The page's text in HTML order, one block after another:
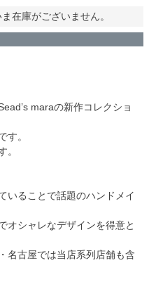
在庫がございません。
maraの新作コレクショ
す。
。
いることで話題のハンドメイ
オシャレなデザインを得意と
名古屋では当店系列店舗も含